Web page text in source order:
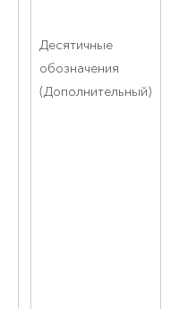
Десятичные
обозначения
(Дополнительный)